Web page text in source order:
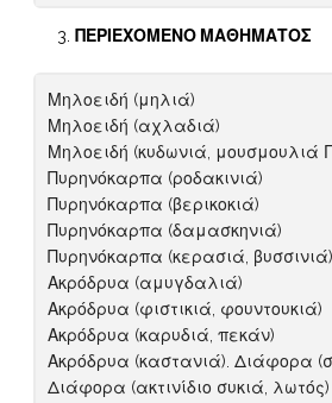
ΠΕΡΙΕΧΟΜΕΝΟ ΜΑΘΗΜΑΤΟΣ
Μηλοειδή (μηλιά)
Μηλοειδή (αχλαδιά)
Μηλοειδή (κυδωνιά, μουσμουλιά
Πυρηνόκαρπα (ροδακινιά)
Πυρηνόκαρπα (βερικοκιά)
Πυρηνόκαρπα (δαμασκηνιά)
Πυρηνόκαρπα (κερασιά, βυσσινιά).
Ακρόδρυα (αμυγδαλιά)
Ακρόδρυα (φιστικιά, φουντουκιά)
Ακρόδρυα (καρυδιά, πεκάν)
Ακρόδρυα (καστανιά). Διάφορα
Διάφορα (ακτινίδιο συκιά, λωτός)